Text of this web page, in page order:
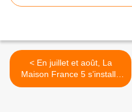
< En juillet et août, La
Maison France 5 s’installe
au Pays basque puis en